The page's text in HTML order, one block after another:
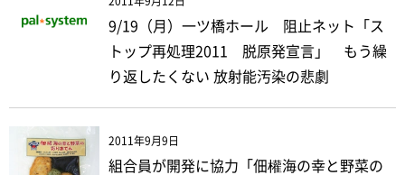
9/19（月）一ツ橋ホール 阻止ネット「ス
トップ再処理2011 脱原発宣言」 もう繰
り返したくない 放射能汚染の悲劇
2011年9月9日
組合員が開発に協力「佃權海の幸と野菜の